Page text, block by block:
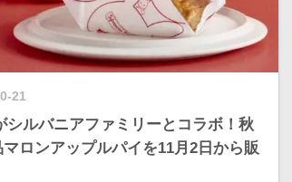
21
シルバニアファミリーとコラボ！秋
ロンアップルパイを11月2日から販